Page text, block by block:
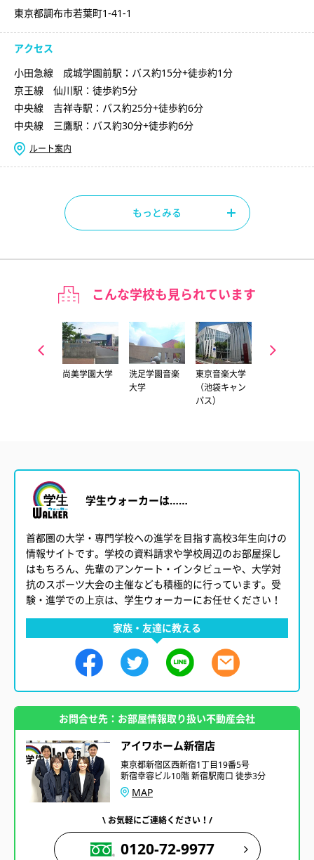
東京都調布市若葉町1-41-1
アクセス
小田急線 成城学園前駅：バス約15分+徒歩約1分
京王線 仙川駅：徒歩約5分
中央線 吉祥寺駅：バス約25分+徒歩約6分
中央線 三鷹駅：バス約30分+徒歩約6分
ルート案内
もっとみる
こんな学校も見られています
尚美学園大学
洗足学園音楽
大学
東京音楽大学
（池袋キャン
パス）
家族・友達に教える
学生ウォーカーは……
首都圏の大学・専門学校への進学を目指す高校3年生向けの
情報サイトです。学校の資料請求や学校周辺のお部屋探し
はもちろん、先輩のアンケート・インタビューや、大学対
抗のスポーツ大会の主催なども積極的に行っています。受
験・進学での上京は、学生ウォーカーにお任せください！
お問合せ先：お部屋情報取り扱い不動産会社
アイワホーム新宿店
東京都新宿区西新宿1丁目19番5号
新宿幸容ビル10階 新宿駅南口 徒歩3分
MAP
\ お気軽にご連絡ください！/
0120-72-9977